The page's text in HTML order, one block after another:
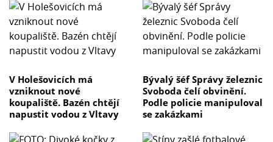
V Holešovicích má
vzniknout nové
koupaliště. Bazén chtějí
napustit vodou z Vltavy
Bývalý šéf Správy železnic
Svoboda čelí obvinění.
Podle policie manipuloval
se zakázkami